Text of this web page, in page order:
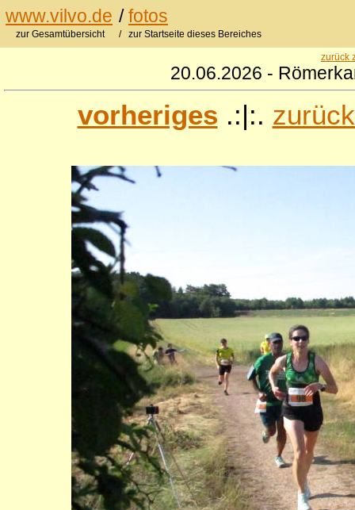
www.vilvo.de /fotos
zur Gesamtübersicht / zur Startseite dieses Bereiches
zurück
20.06.2026 -
vorheriges .:|:.